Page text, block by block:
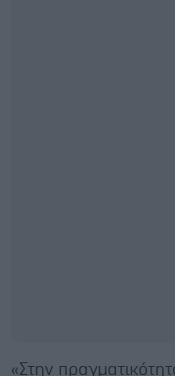
«Στην